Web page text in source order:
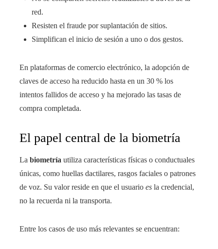
red.
Resisten el fraude por suplantación de sitios.
Simplifican el inicio de sesión a uno o dos gestos.
En plataformas de comercio electrónico, la adopción de
claves de acceso ha reducido hasta en un 30 % los
intentos fallidos de acceso y ha mejorado las tasas de
compra completada.
El papel central de la biometría
La biometría utiliza características físicas o conductuales
únicas, como huellas dactilares, rasgos faciales o patrones
de voz. Su valor reside en que el usuario es la credencial,
no la recuerda ni la transporta.
Entre los casos de uso más relevantes se encuentran: